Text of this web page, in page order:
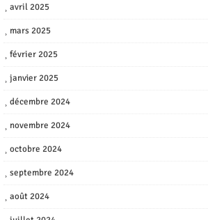
avril 2025
mars 2025
février 2025
janvier 2025
décembre 2024
novembre 2024
octobre 2024
septembre 2024
août 2024